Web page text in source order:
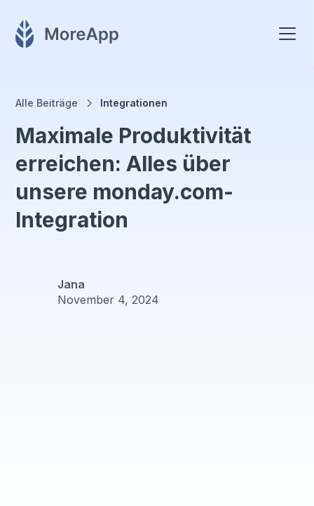
Alle Beiträge Integrationen
Maximale Produktivität
erreichen: Alles über
unsere monday.com-
Integration
Jana
November 4, 2024